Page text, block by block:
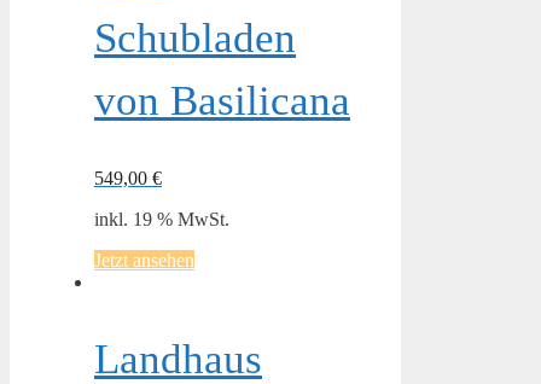
Schubladen
von Basilicana
549,00 €
inkl. 19 % MwSt.
Jetzt ansehen
Landhaus